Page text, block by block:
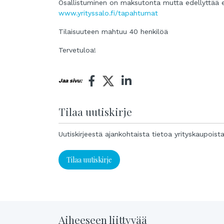
Osallistuminen on maksutonta mutta edellyttää
www.yrityssalo.fi/tapahtumat
Tilaisuuteen mahtuu 40 henkilöä
Tervetuloa!
Jaa sivu:
Tilaa uutiskirje
Uutiskirjeestä ajankohtaista tietoa
Tilaa uutiskirje
Aiheeseen liittyvää